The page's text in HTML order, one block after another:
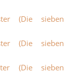
(Die sieben
(Die sieben
(Die sieben